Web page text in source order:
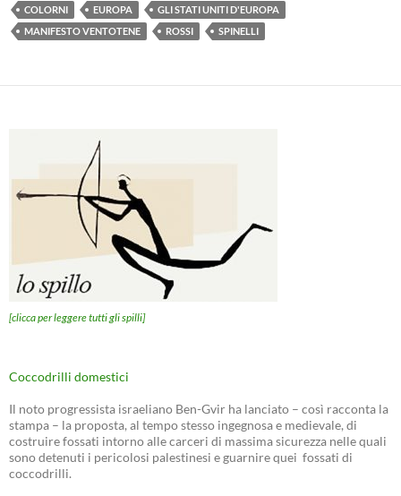
COLORNI EUROPA
GLI STATI UNITI D'EUROPA
MANIFESTO VENTOTENE
ROSSI SPINELLI
[clicca per leggere tutti gli spilli]
Coccodrilli domestici
Il noto progressista israeliano Ben-Gvir ha lanciato – così racconta la
stampa – la proposta, al tempo stesso ingegnosa e medievale, di
costruire fossati intorno alle carceri di massima sicurezza nelle quali
sono detenuti i pericolosi palestinesi e guarnire quei fossati di
coccodrilli.